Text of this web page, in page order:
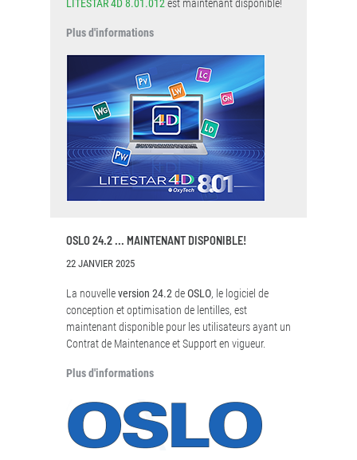
LITESTAR 4D 8.01.012est maintenant disponible!
Plus d'informations
OSLO 24.2 ... MAINTENANT DISPONIBLE!
22 JANVIER 2025
La nouvelleversion 24.2deOSLO, le logiciel de
conception et optimisation de lentilles, est
maintenant disponible pour les utilisateurs ayant un
Contrat de Maintenance et Support en vigueur.
Plus d'informations